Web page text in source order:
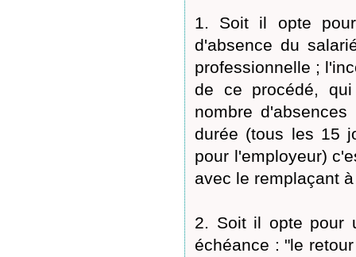
1. Soit il opte
d'absence du
professionnelle ;
de ce procédé,
nombre
durée (tous les 15
pour l'employeur)
avec le remplaçant
2. Soit il opte pour
échéance : "le